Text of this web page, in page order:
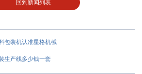
回到新闻列表
包装机认准星格机械
生产线多少钱一套